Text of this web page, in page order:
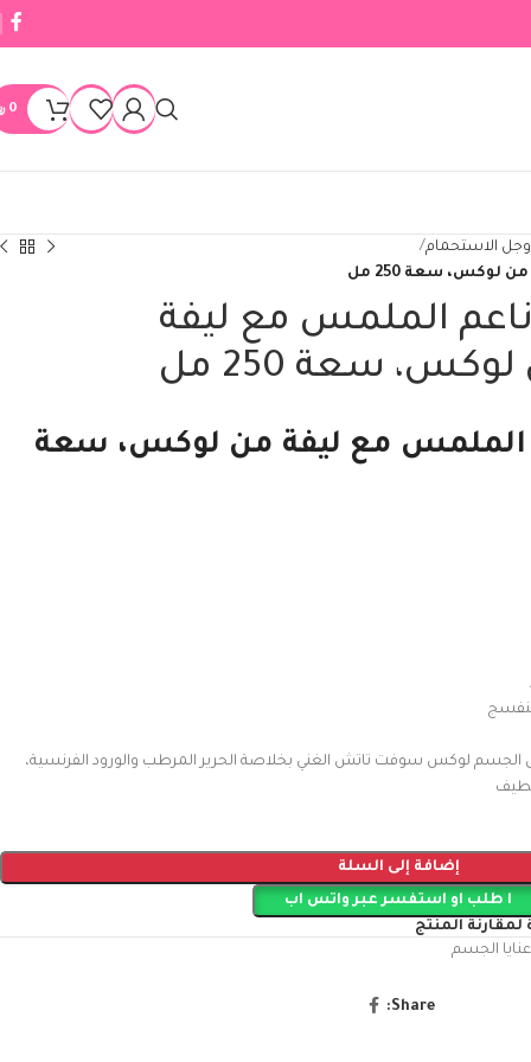
0
وجل الاستحمام
سعة 250 مل
الملمس مع ليفة
سعة 250 مل
الملمس مع ليفة من لوكس، سعة
لوكس سوفت تاتش الغني بخلاصة الحرير المرطب والورود الفرنسية،
إضافة إلى السلة
ا طلب او استفسر عبر واتس اب
لمقارنة المنتج
عنايا الجسم
Share: